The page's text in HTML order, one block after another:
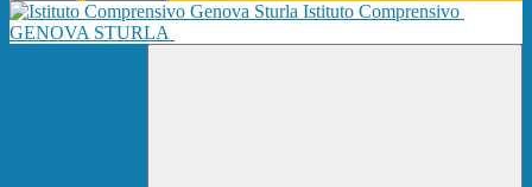
Istituto Comprensivo
GENOVA STURLA